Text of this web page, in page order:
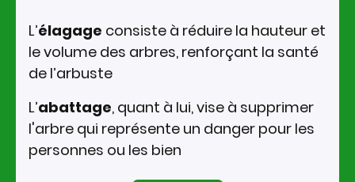
L’élagage consiste à réduire la hauteur et
le volume des arbres, renforçant la santé
de l’arbuste
L’abattage, quant à lui, vise à supprimer
l'arbre qui représente un danger pour les
personnes ou les bien